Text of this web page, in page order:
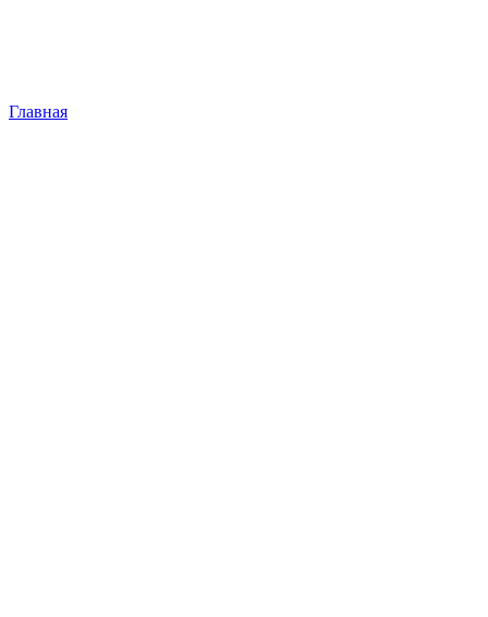
Главная